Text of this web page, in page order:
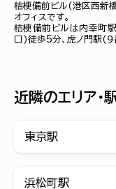
桔梗備前ビル(港区西新
オフィスです。
桔梗備前ビルは内幸町
口)徒歩5分、虎ノ門駅(
近隣のエリア・
東京駅
浜松町駅